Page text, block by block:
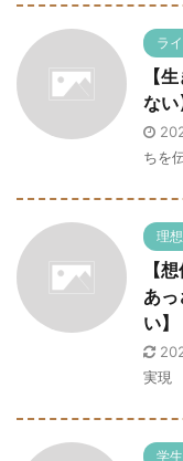
ラ
【
ない
ちを
理
【
あ
い】
実現
学